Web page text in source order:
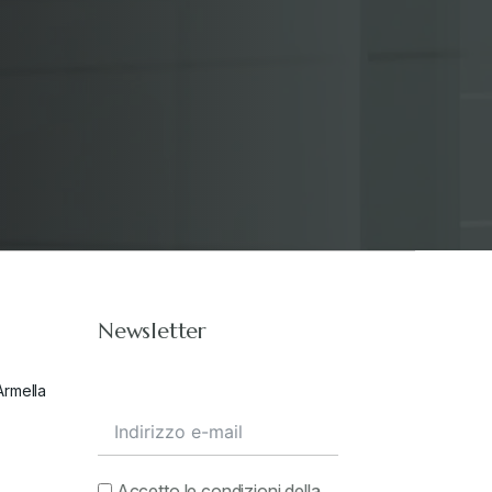
Stampa 2023
valore in dogana +
Newsletter